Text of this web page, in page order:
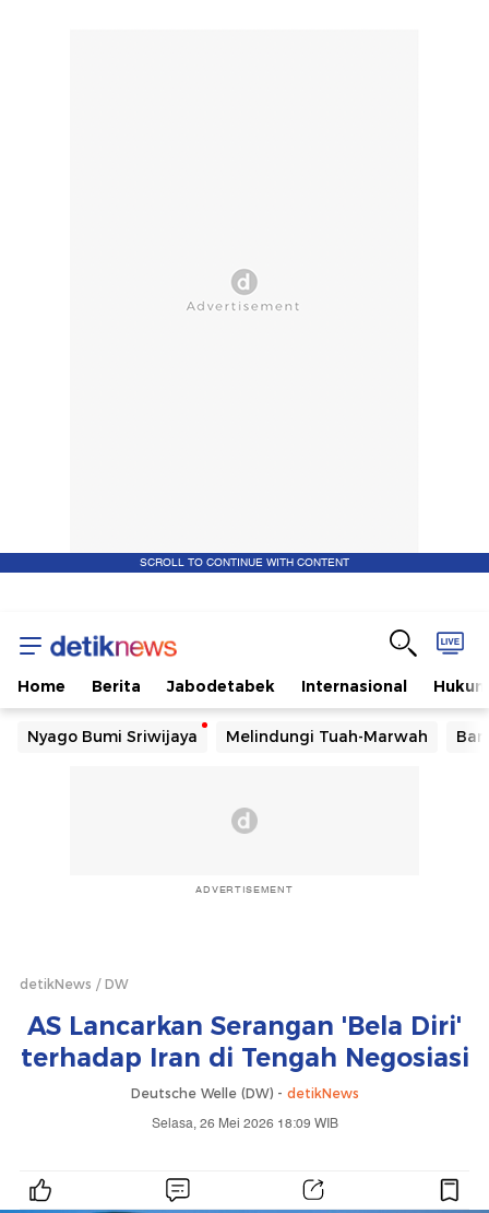
SCROLL TO CONTINUE WITH CONTENT
Home Berita Jabodetabek Internasional Hukum
Nyago Bumi Sriwijaya Melindungi Tuah-Marwah
ADVERTISEMENT
detikNews DW
AS Lancarkan Serangan 'Bela Diri'
terhadap Iran di Tengah Negosiasi
Deutsche Welle (DW) - detikNews
Selasa, 26 Mei 2026 18:09 WIB